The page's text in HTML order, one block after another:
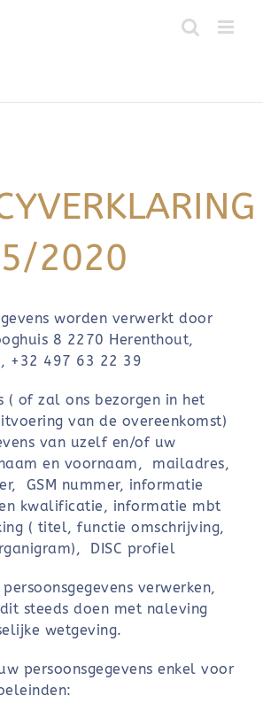
2020
worden verwerkt door
8 2270 Herenthout,
, +32 497 63 22 39
( of zal ons bezorgen in het
van de overeenkomst)
van uzelf en/of uw
en voornaam, mailadres,
GSM nummer, informatie
kwalificatie, informatie mbt
( titel, functie omschrijving,
DISC profiel
verwerken,
steeds doen met naleving
wetgeving.
persoonsgegevens enkel voor